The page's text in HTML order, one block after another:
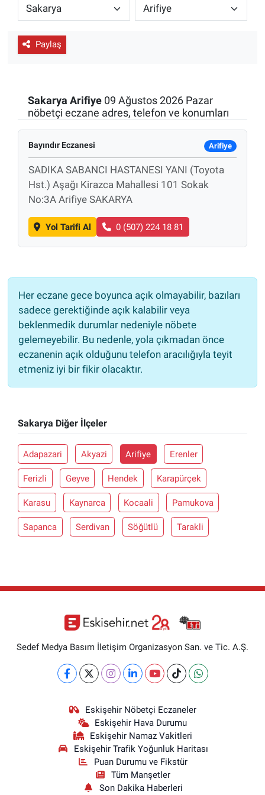
Paylaş
Sakarya Arifiye09 Ağustos 2026 Pazar
nöbetçi eczane adres, telefon ve konumları
Bayındır Eczanesi Arifiye
SADIKA SABANCI HASTANESI YANI (Toyota
Hst.) Aşağı Kirazca Mahallesi 101 Sokak
No:3A Arifiye SAKARYA
Yol Tarifi Al 0 (507) 224 18 81
Her eczane gece boyunca açık olmayabilir, bazıları
sadece gerektiğinde açık kalabilir veya
beklenmedik durumlar nedeniyle nöbete
gelemeyebilir. Bu nedenle, yola çıkmadan önce
eczanenin açık olduğunu telefon aracılığıyla teyit
etmeniz iyi bir fikir olacaktır.
Sakarya Diğer İlçeler
Adapazari Akyazi Arifiye Erenler
Ferizli Geyve Hendek Karapürçek
Karasu Kaynarca Kocaali Pamukova
Sapanca Serdivan Söğütlü Tarakli
Sedef Medya Basım İletişim Organizasyon San. ve Tic. A.Ş.
Eskişehir Nöbetçi Eczaneler
Eskişehir Hava Durumu
Eskişehir Namaz Vakitleri
Eskişehir Trafik Yoğunluk Haritası
Puan Durumu ve Fikstür
Tüm Manşetler
Son Dakika Haberleri
ESKİŞEHİR NÖBETÇİ ECZANELER
Eskişehir Haber İçerikleri
Eskişehir Tramvay Saatleri
Eskişehir Otobüs Saatleri